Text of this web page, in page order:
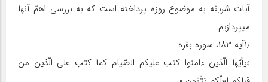
آیات شریفه به موضوع روزه پرداخته است که به بررسی اهمّ آن‏ها
می‏پردازیم:
۱٫آیه ۱۸۳، سوره بقره
«یأیّها الّذین ءامنوا کتب علیکم الصّیام کما کتب علی الّذین من